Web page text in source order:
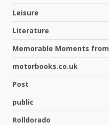
Leisure
Literature
Memorable Moments from
motorbooks.co.uk
Post
public
Rolldorado